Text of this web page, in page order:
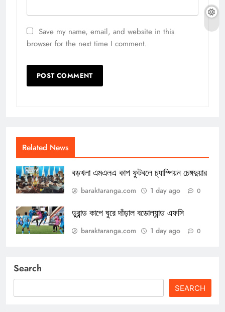
Save my name, email, and website in this
browser for the next time I comment.
Related News
বড়খলা এমএলএ কাপ ফুটবলে চ্যাম্পিয়ন চেঙ্গদুয়ার
baraktaranga.com 1 day ago 0
ডুরান্ড কাপে ঘুরে দাঁড়াল বডোল্যান্ড এফসি
baraktaranga.com 1 day ago 0
Search
SEARCH